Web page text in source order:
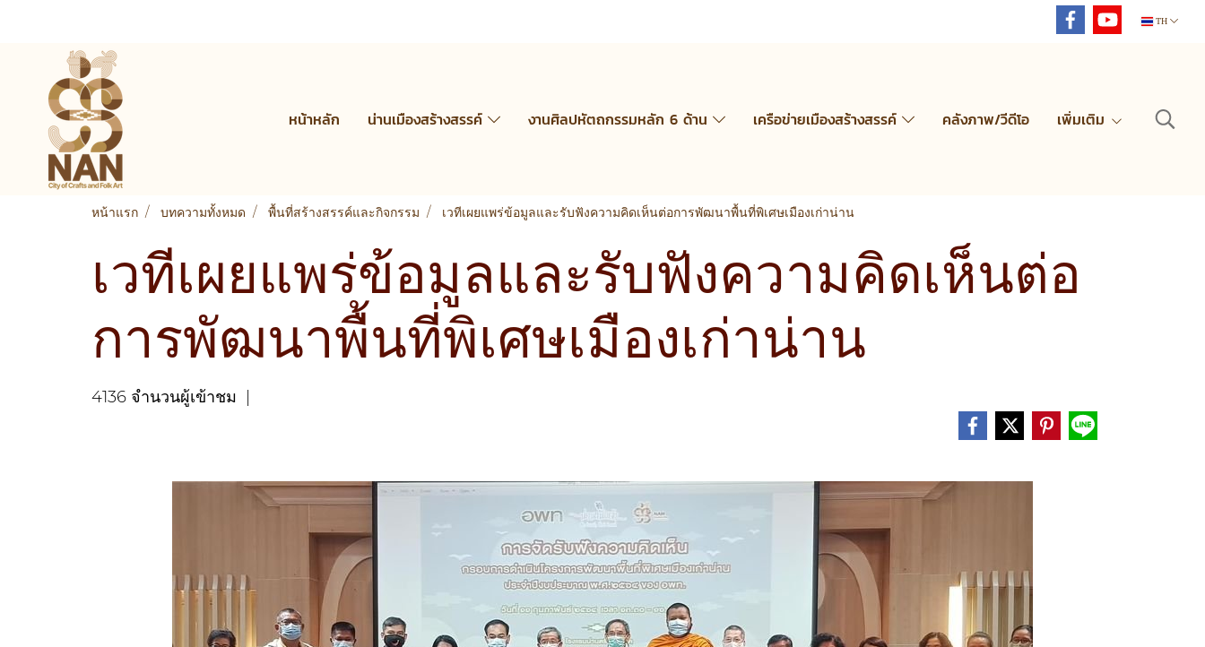
TH
หน้าหลัก น่านเมืองสร้างสรรค์ งานศิลปหัตถกรรมหลัก 6 ด้าน เครือข่ายเมืองสร้างสรรค์ คลังภาพ/วีดีโอ เพิ่มเติม
หน้าแรก บทความทั้งหมด พื้นที่สร้างสรรค์และกิจกรรม เวทีเผยแพร่ข้อมูลและรับฟังความคิดเห็นต่อการพัฒนาพื้นที่พิเศษเมืองเก่าน่าน
เวทีเผยแพร่ข้อมูลและรับฟังความคิดเห็นต่อ
การพัฒนาพื้นที่พิเศษเมืองเก่าน่าน
4136 จำนวนผู้เข้าชม